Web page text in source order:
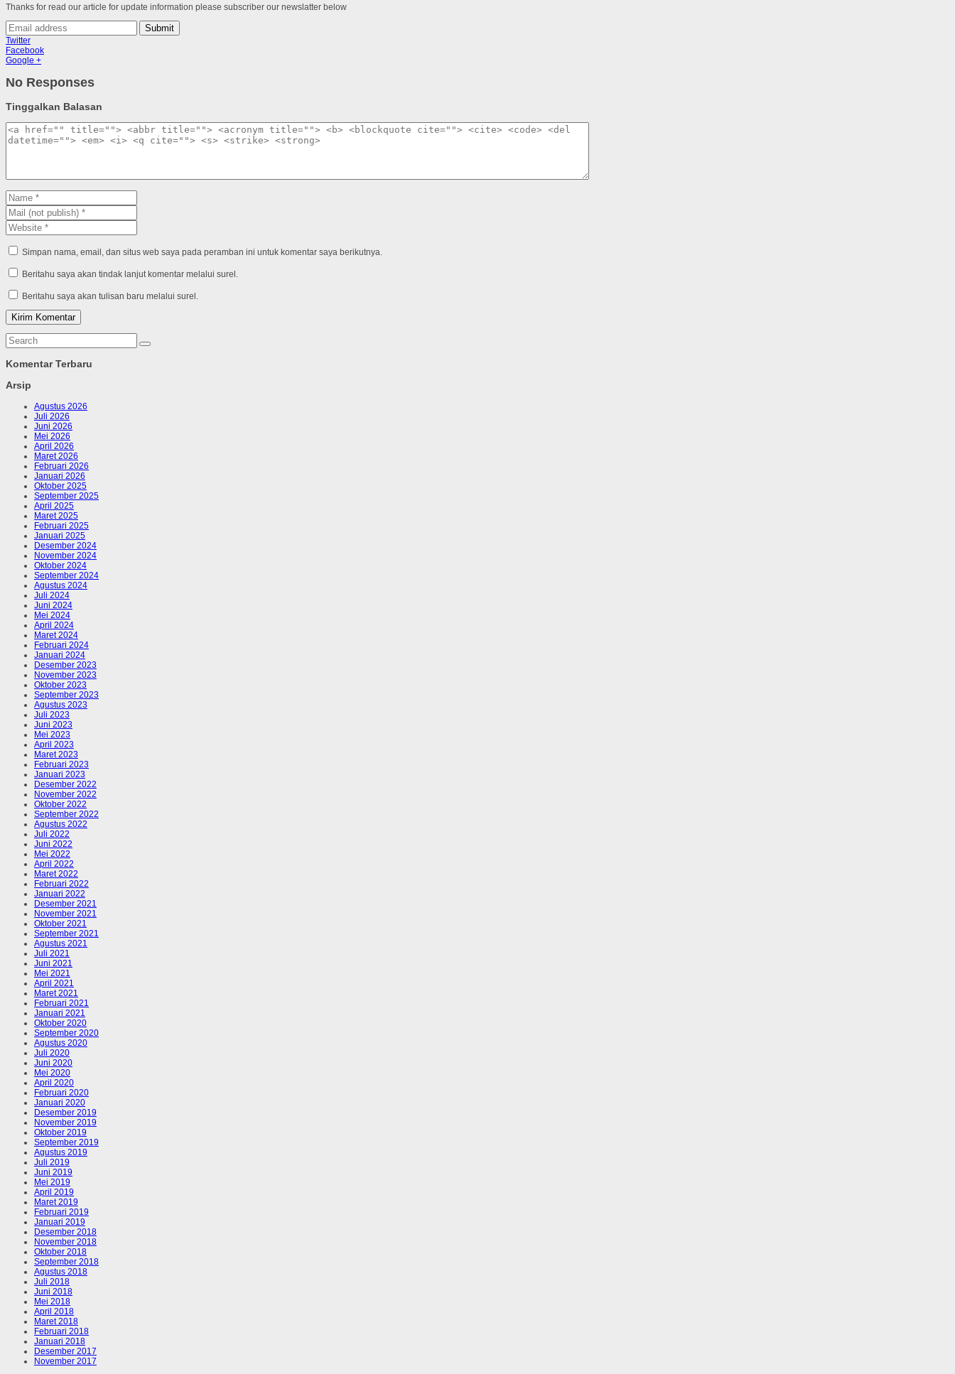
Thanks for read our article for update information please subscriber our newslatter below
Submit
Twitter
Facebook
Google +
No Responses
Tinggalkan Balasan
Simpan nama, email, dan situs web saya pada peramban ini untuk komentar saya berikutnya.
Beritahu saya akan tindak lanjut komentar melalui surel.
Beritahu saya akan tulisan baru melalui surel.
Komentar Terbaru
Arsip
Agustus 2026
Juli 2026
Juni 2026
Mei 2026
April 2026
Maret 2026
Februari 2026
Januari 2026
Oktober 2025
September 2025
April 2025
Maret 2025
Februari 2025
Januari 2025
Desember 2024
November 2024
Oktober 2024
September 2024
Agustus 2024
Juli 2024
Juni 2024
Mei 2024
April 2024
Maret 2024
Februari 2024
Januari 2024
Desember 2023
November 2023
Oktober 2023
September 2023
Agustus 2023
Juli 2023
Juni 2023
Mei 2023
April 2023
Maret 2023
Februari 2023
Januari 2023
Desember 2022
November 2022
Oktober 2022
September 2022
Agustus 2022
Juli 2022
Juni 2022
Mei 2022
April 2022
Maret 2022
Februari 2022
Januari 2022
Desember 2021
November 2021
Oktober 2021
September 2021
Agustus 2021
Juli 2021
Juni 2021
Mei 2021
April 2021
Maret 2021
Februari 2021
Januari 2021
Oktober 2020
September 2020
Agustus 2020
Juli 2020
Juni 2020
Mei 2020
April 2020
Februari 2020
Januari 2020
Desember 2019
November 2019
Oktober 2019
September 2019
Agustus 2019
Juli 2019
Juni 2019
Mei 2019
April 2019
Maret 2019
Februari 2019
Januari 2019
Desember 2018
November 2018
Oktober 2018
September 2018
Agustus 2018
Juli 2018
Juni 2018
Mei 2018
April 2018
Maret 2018
Februari 2018
Januari 2018
Desember 2017
November 2017